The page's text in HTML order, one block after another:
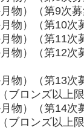
物）（第9次
物）（第10次
物）（第11次
物）（第12次
物）（第13次
ブロンズ以上
物）（第14次
ブロンズ以上